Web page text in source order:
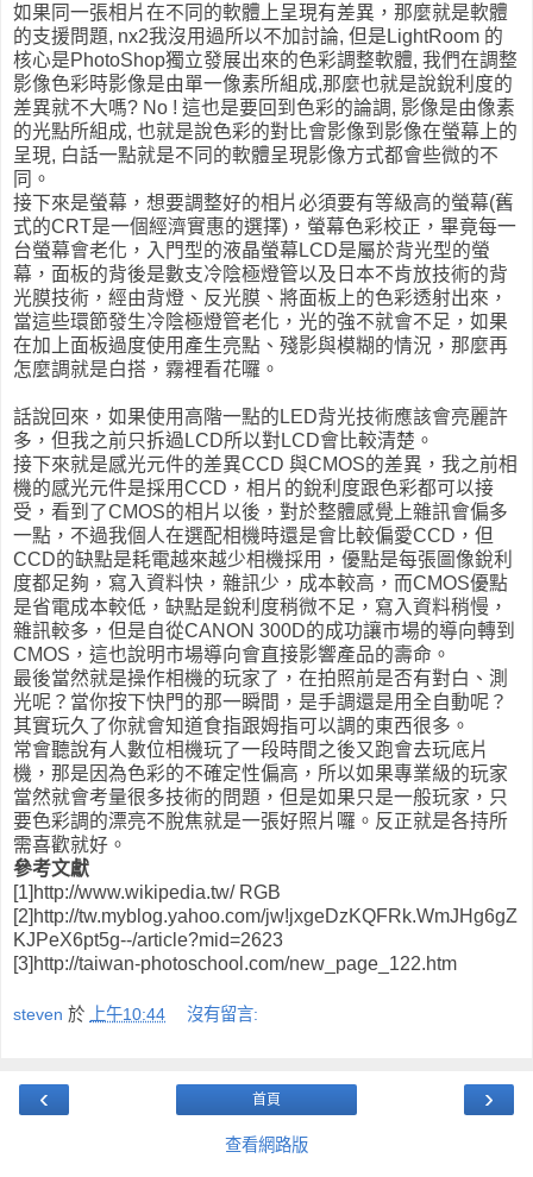
如果同一張相片在不同的軟體上呈現有差異，那麼就是軟體
的支援問題, nx2我沒用過所以不加討論, 但是LightRoom 的
核心是PhotoShop獨立發展出來的色彩調整軟體, 我們在調整
影像色彩時影像是由單一像素所組成,那麼也就是說銳利度的
差異就不大嗎? No ! 這也是要回到色彩的論調, 影像是由像素
的光點所組成, 也就是說色彩的對比會影像到影像在螢幕上的
呈現, 白話一點就是不同的軟體呈現影像方式都會些微的不
同。
接下來是螢幕，想要調整好的相片必須要有等級高的螢幕(舊
式的CRT是一個經濟實惠的選擇)，螢幕色彩校正，畢竟每一
台螢幕會老化，入門型的液晶螢幕LCD是屬於背光型的螢
幕，面板的背後是數支冷陰極燈管以及日本不肯放技術的背
光膜技術，經由背燈、反光膜、將面板上的色彩透射出來，
當這些環節發生冷陰極燈管老化，光的強不就會不足，如果
在加上面板過度使用產生亮點、殘影與模糊的情況，那麼再
怎麼調就是白搭，霧裡看花囉。
話說回來，如果使用高階一點的LED背光技術應該會亮麗許
多，但我之前只拆過LCD所以對LCD會比較清楚。
接下來就是感光元件的差異CCD 與CMOS的差異，我之前相
機的感光元件是採用CCD，相片的銳利度跟色彩都可以接
受，看到了CMOS的相片以後，對於整體感覺上雜訊會偏多
一點，不過我個人在選配相機時還是會比較偏愛CCD，但
CCD的缺點是耗電越來越少相機採用，優點是每張圖像銳利
度都足夠，寫入資料快，雜訊少，成本較高，而CMOS優點
是省電成本較低，缺點是銳利度稍微不足，寫入資料稍慢，
雜訊較多，但是自從CANON 300D的成功讓市場的導向轉到
CMOS，這也說明市場導向會直接影響產品的壽命。
最後當然就是操作相機的玩家了，在拍照前是否有對白、測
光呢？當你按下快門的那一瞬間，是手調還是用全自動呢？
其實玩久了你就會知道食指跟姆指可以調的東西很多。
常會聽說有人數位相機玩了一段時間之後又跑會去玩底片
機，那是因為色彩的不確定性偏高，所以如果專業級的玩家
當然就會考量很多技術的問題，但是如果只是一般玩家，只
要色彩調的漂亮不脫焦就是一張好照片囉。反正就是各持所
需喜歡就好。
參考文獻
[1]http://www.wikipedia.tw/ RGB
[2]http://tw.myblog.yahoo.com/jw!jxgeDzKQFRk.WmJHg6gZ
KJPeX6pt5g--/article?mid=2623
[3]http://taiwan-photoschool.com/new_page_122.htm
steven 於 上午10:44 沒有留言:
‹ ›
首頁
查看網路版